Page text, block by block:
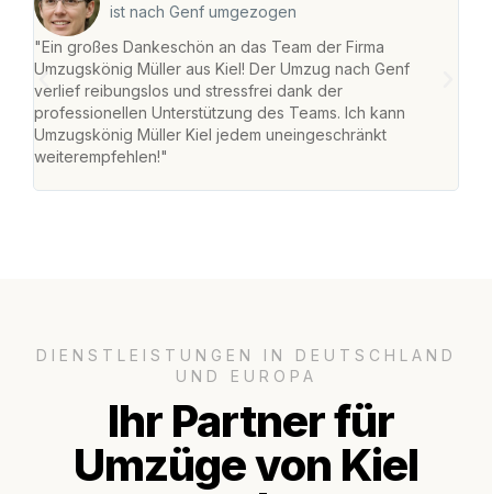
ist nach Genf umgezogen
"Ein großes Dankeschön an das Team der Firma
Umzugskönig Müller aus Kiel! Der Umzug nach Genf
verlief reibungslos und stressfrei dank der
professionellen Unterstützung des Teams. Ich kann
Umzugskönig Müller Kiel jedem uneingeschränkt
weiterempfehlen!"
DIENSTLEISTUNGEN IN DEUTSCHLAND
UND EUROPA
Ihr Partner für
Umzüge von Kiel